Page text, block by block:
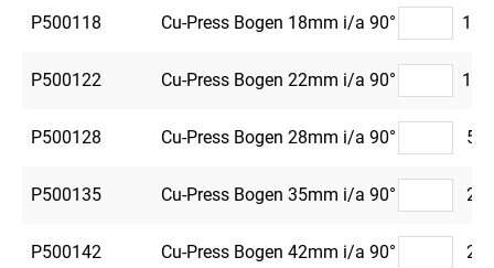
P500118 Cu-Press Bogen 18mm i/a 90° 10
P500122 Cu-Press Bogen 22mm i/a 90° 10
P500128 Cu-Press Bogen 28mm i/a 90° 5
P500135 Cu-Press Bogen 35mm i/a 90° 2
P500142 Cu-Press Bogen 42mm i/a 90° 2